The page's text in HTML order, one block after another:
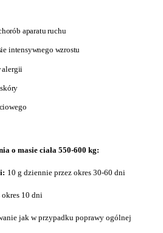
aparatu ruchu
intensywnego wzrostu
alergii
o masie ciała 550-600 kg:
10 g dziennie przez okres 30-60 dni
10 dni
jak w przypadku poprawy ogólnej